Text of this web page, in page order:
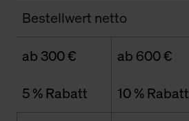
Bestellwert netto
ab 300 €
5 % Rabatt
ab 600 €
10 % Rabatt